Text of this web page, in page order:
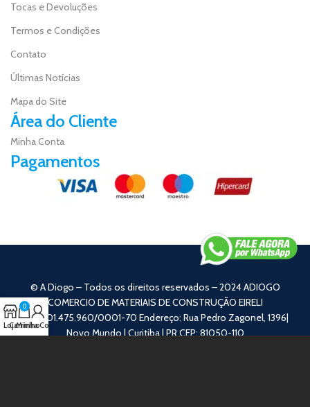
Tocas e Devoluções
Termos e Condições
Contato
Últimas Notícias
Mapa do Site
Área do Cliente
Minha Conta
Pagamentos
© A Diogo – Todos os direitos reservados – 2024 ADIOGO
COMERCIO DE MATERIAIS DE CONSTRUÇÃO EIRELI
CNPJ: 01.475.960/0001-70 Endereço: Rua Pedro Zagonel, 1396|
Novo Mundo | Curitiba | PR CEP: 81050-110
Loja
0
Carrinho
Minha Conta